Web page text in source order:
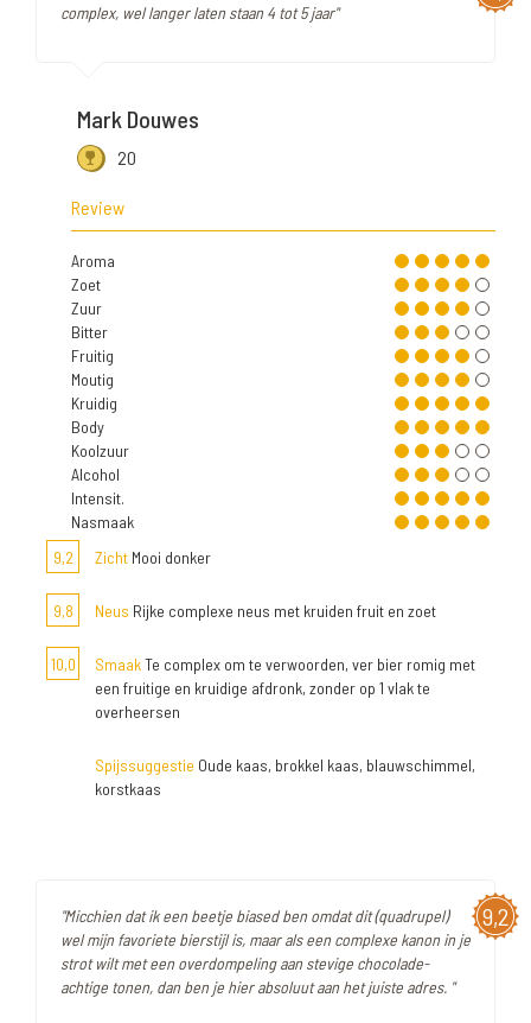
complex, wel langer laten staan 4 tot 5 jaar"
Mark Douwes
20
Review
Aroma
Zoet
Zuur
Bitter
Fruitig
Moutig
Kruidig
Body
Koolzuur
Alcohol
Intensit.
Nasmaak
9,2
Zicht Mooi donker
9,8 Neus Rijke complexe neus met kruiden fruit en zoet
10,0 SmaakTe complex om te verwoorden, ver bier romig met
een fruitige en kruidige afdronk, zonder op 1 vlak te
overheersen
Spijssuggestie Oude kaas, brokkel kaas, blauwschimmel,
korstkaas
9,2
"Micchien dat ik een beetje biased ben omdat dit (quadrupel)
wel mijn favoriete bierstijl is, maar als een complexe kanon in je
strot wilt met een overdompeling aan stevige chocolade-
achtige tonen, dan ben je hier absoluut aan het juiste adres. "